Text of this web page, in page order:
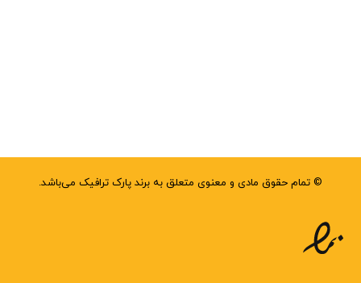
© تمام حقوق مادی و معنوی متعلق به برند پارک ترافیک می‌باشد.